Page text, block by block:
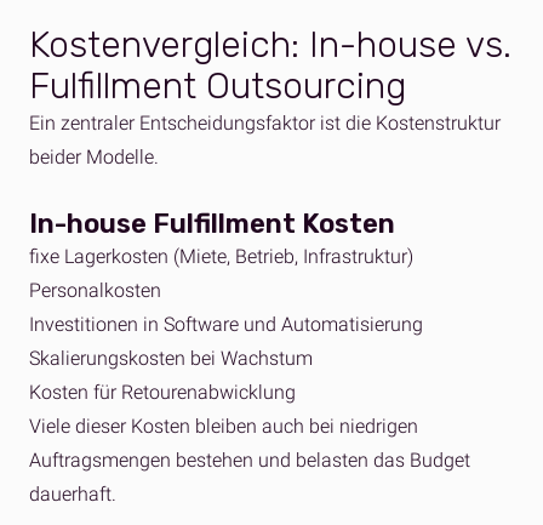
Kostenvergleich: In-house vs.
Fulfillment Outsourcing
Ein zentraler Entscheidungsfaktor ist die Kostenstruktur
beider Modelle.
In-house Fulfillment Kosten
fixe Lagerkosten (Miete, Betrieb, Infrastruktur)
Personalkosten
Investitionen in Software und Automatisierung
Skalierungskosten bei Wachstum
Kosten für Retourenabwicklung
Viele dieser Kosten bleiben auch bei niedrigen
Auftragsmengen bestehen und belasten das Budget
dauerhaft.